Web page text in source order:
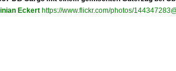
Eckert https://www.flickr.com/photos/